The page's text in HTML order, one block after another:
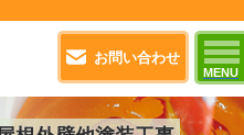
お問い合わせ
MENU